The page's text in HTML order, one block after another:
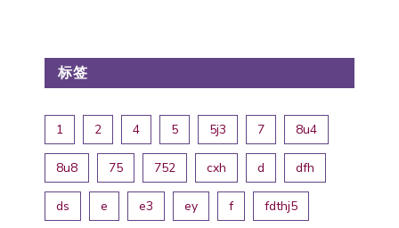
标签
1 2 4 5 5j3 7 8u4
8u8 75 752 cxh d dfh
ds e e3 ey f fdthj5